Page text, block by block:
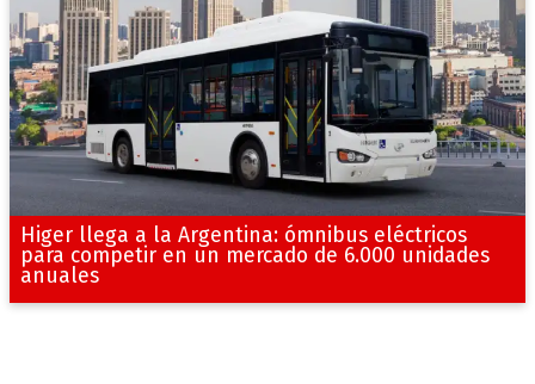
Higer llega a la Argentina: ómnibus eléctricos
para competir en un mercado de 6.000 unidades
anuales